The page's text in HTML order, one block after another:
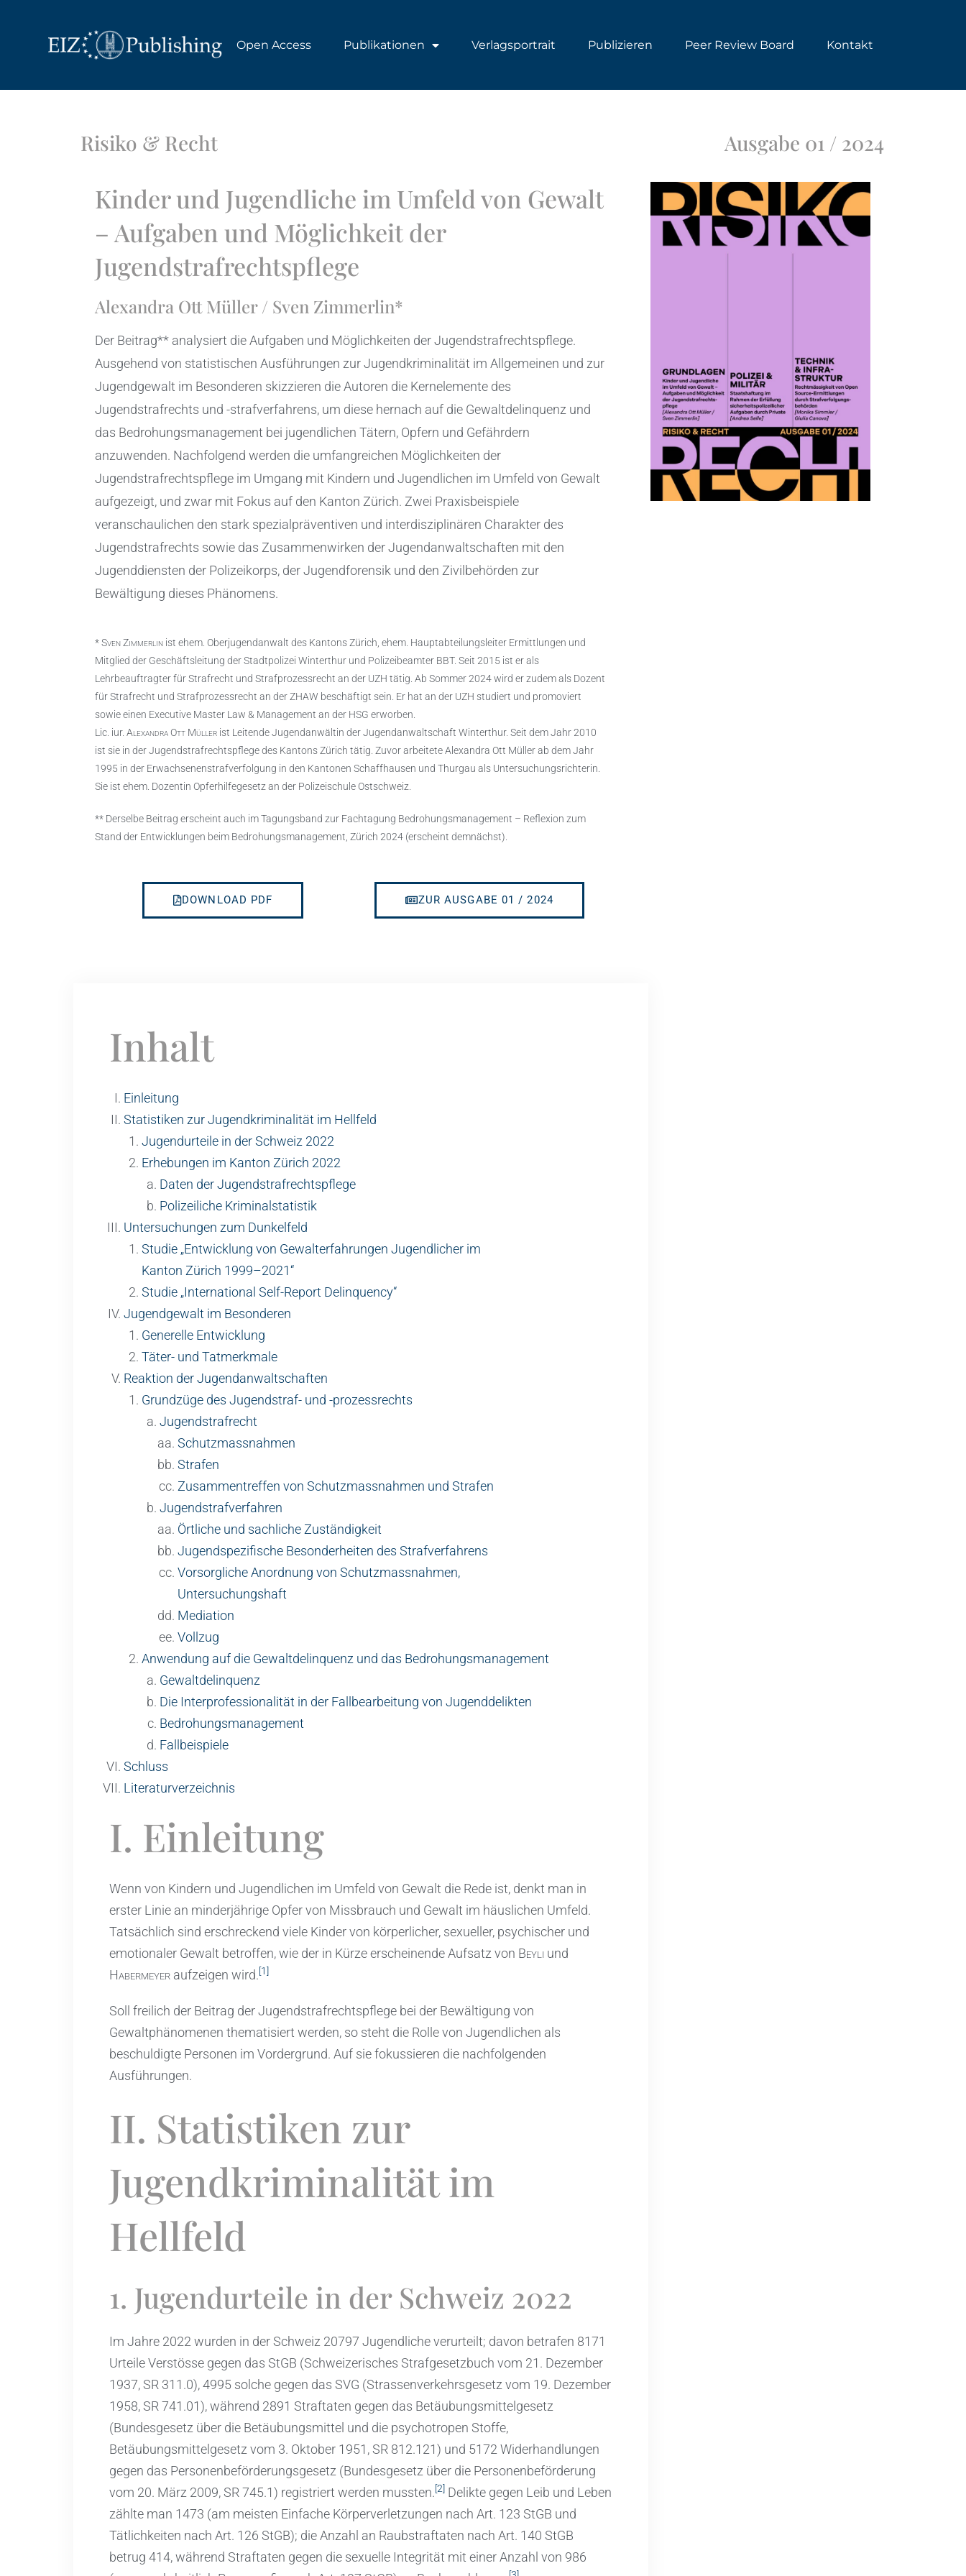
Open Access Publikationen Verlagsportrait Publizieren Peer Review Board Kontakt
Risiko & Recht Ausgabe 01 / 2024
Kinder und Jugendliche im Umfeld von Gewalt
– Aufgaben und Möglichkeit der
Jugendstrafrechtspflege
Alexandra Ott Müller / Sven Zimmerlin*
Der Beitrag** analysiert die Aufgaben und Möglichkeiten der Jugendstrafrechtspflege.
Ausgehend von statistischen Ausführungen zur Jugendkriminalität im Allgemeinen und zur
Jugendgewalt im Besonderen skizzieren die Autoren die Kernelemente des
Jugendstrafrechts und -strafverfahrens, um diese hernach auf die Gewaltdelinquenz und
das Bedrohungsmanagement bei jugendlichen Tätern, Opfern und Gefährdern
anzuwenden. Nachfolgend werden die umfangreichen Möglichkeiten der
Jugendstrafrechtspflege im Umgang mit Kindern und Jugendlichen im Umfeld von Gewalt
aufgezeigt, und zwar mit Fokus auf den Kanton Zürich. Zwei Praxisbeispiele
veranschaulichen den stark spezialpräventiven und interdisziplinären Charakter des
Jugendstrafrechts sowie das Zusammenwirken der Jugendanwaltschaften mit den
Jugenddiensten der Polizeikorps, der Jugendforensik und den Zivilbehörden zur
Bewältigung dieses Phänomens.
*Sven Zimmerlin ist ehem. Oberjugendanwalt des Kantons Zürich, ehem. Hauptabteilungsleiter Ermittlungen und
Mitglied der Geschäftsleitung der Stadtpolizei Winterthur und Polizeibeamter BBT. Seit 2015 ist er als
Lehrbeauftragter für Strafrecht und Strafprozessrecht an der UZH tätig. Ab Sommer 2024 wird er zudem als Dozent
für Strafrecht und Strafprozessrecht an der ZHAW beschäftigt sein. Er hat an der UZH studiert und promoviert
sowie einen Executive Master Law & Management an der HSG erworben.
Lic. iur. Alexandra Ott Müller ist Leitende Jugendanwältin der Jugendanwaltschaft Winterthur. Seit dem Jahr 2010
ist sie in der Jugendstrafrechtspflege des Kantons Zürich tätig. Zuvor arbeitete Alexandra Ott Müller ab dem Jahr
1995 in der Erwachsenenstrafverfolgung in den Kantonen Schaffhausen und Thurgau als Untersuchungsrichterin.
Sie ist ehem. Dozentin Opferhilfegesetz an der Polizeischule Ostschweiz.
** Derselbe Beitrag erscheint auch im Tagungsband zur Fachtagung Bedrohungsmanagement – Reflexion zum
Stand der Entwicklungen beim Bedrohungsmanagement, Zürich 2024 (erscheint demnächst).
DOWNLOAD PDF ZUR AUSGABE 01 / 2024
Inhalt
Einleitung
Statistiken zur Jugendkriminalität im Hellfeld
Jugendurteile in der Schweiz 2022
Erhebungen im Kanton Zürich 2022
Daten der Jugendstrafrechtspflege
Polizeiliche Kriminalstatistik
Untersuchungen zum Dunkelfeld
Studie „Entwicklung von Gewalterfahrungen Jugendlicher im
Kanton Zürich 1999–2021“
Studie „International Self-Report Delinquency“
Jugendgewalt im Besonderen
Generelle Entwicklung
Täter- und Tatmerkmale
Reaktion der Jugendanwaltschaften
Grundzüge des Jugendstraf- und -prozessrechts
Jugendstrafrecht
Schutzmassnahmen
Strafen
Zusammentreffen von Schutzmassnahmen und Strafen
Jugendstrafverfahren
Örtliche und sachliche Zuständigkeit
Jugendspezifische Besonderheiten des Strafverfahrens
Vorsorgliche Anordnung von Schutzmassnahmen,
Untersuchungshaft
Mediation
Vollzug
Anwendung auf die Gewaltdelinquenz und das Bedrohungsmanagement
Gewaltdelinquenz
Die Interprofessionalität in der Fallbearbeitung von Jugenddelikten
Bedrohungsmanagement
Fallbeispiele
Schluss
Literaturverzeichnis
I. Einleitung
Wenn von Kindern und Jugendlichen im Umfeld von Gewalt die Rede ist, denkt man in
erster Linie an minderjährige Opfer von Missbrauch und Gewalt im häuslichen Umfeld.
Tatsächlich sind erschreckend viele Kinder von körperlicher, sexueller, psychischer und
emotionaler Gewalt betroffen, wie der in Kürze erscheinende Aufsatz von Beyli und
Habermeyer aufzeigen wird.[1]
Soll freilich der Beitrag der Jugendstrafrechtspflege bei der Bewältigung von
Gewaltphänomenen thematisiert werden, so steht die Rolle von Jugendlichen als
beschuldigte Personen im Vordergrund. Auf sie fokussieren die nachfolgenden
Ausführungen.
II. Statistiken zur
Jugendkriminalität im
Hellfeld
1. Jugendurteile in der Schweiz 2022
Im Jahre 2022 wurden in der Schweiz 20797 Jugendliche verurteilt; davon betrafen 8171
Urteile Verstösse gegen das StGB (Schweizerisches Strafgesetzbuch vom 21. Dezember
1937, SR 311.0), 4995 solche gegen das SVG (Strassenverkehrsgesetz vom 19. Dezember
1958, SR 741.01), während 2891 Straftaten gegen das Betäubungsmittelgesetz
(Bundesgesetz über die Betäubungsmittel und die psychotropen Stoffe,
Betäubungsmittelgesetz vom 3. Oktober 1951, SR 812.121) und 5172 Widerhandlungen
gegen das Personenbeförderungsgesetz (Bundesgesetz über die Personenbeförderung
vom 20. März 2009, SR 745.1) registriert werden mussten.[2] Delikte gegen Leib und Leben
zählte man 1473 (am meisten Einfache Körperverletzungen nach Art. 123 StGB und
Tätlichkeiten nach Art. 126 StGB); die Anzahl an Raubstraftaten nach Art. 140 StGB
betrug 414, während Straftaten gegen die sexuelle Integrität mit einer Anzahl von 986